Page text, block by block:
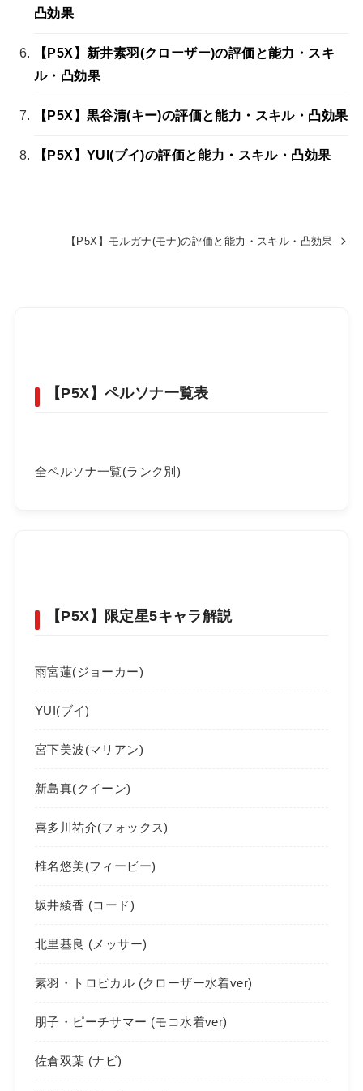
凸効果
【P5X】新井素羽(クローザー)の評価と能力・スキ
ル・凸効果
【P5X】黒谷清(キー)の評価と能力・スキル・凸効果
【P5X】YUI(ブイ)の評価と能力・スキル・凸効果
【P5X】モルガナ(モナ)の評価と能力・スキル・凸効果
【P5X】ペルソナ一覧表
全ペルソナ一覧(ランク別)
【P5X】限定星5キャラ解説
雨宮蓮(ジョーカー)
YUI(ブイ)
宮下美波(マリアン)
新島真(クイーン)
喜多川祐介(フォックス)
椎名悠美(フィービー)
坂井綾香 (コード)
北里基良 (メッサー)
素羽・トロピカル (クローザー水着ver)
朋子・ピーチサマー (モコ水着ver)
佐倉双葉 (ナビ)